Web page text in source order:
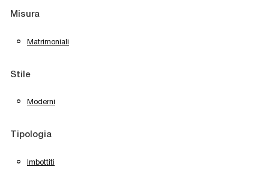
Misura
Matrimoniali
Stile
Moderni
Tipologia
Imbottiti